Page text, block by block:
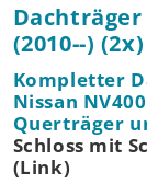
Dachträger
(2010--)
Kompletter
Nissan
Querträger
Schloss mit
(Link)